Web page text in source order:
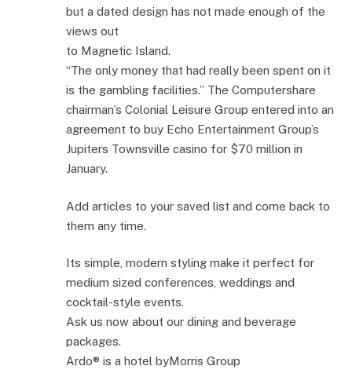
but a dated design has not made enough of the
views out
to Magnetic Island.
“The only money that had really been spent on it
is the gambling facilities.” The Computershare
chairman’s Colonial Leisure Group entered into an
agreement to buy Echo Entertainment Group’s
Jupiters Townsville casino for $70 million in
January.
Add articles to your saved list and come back to
them any time.
Its simple, modern styling make it perfect for
medium sized conferences, weddings and
cocktail-style events.
Ask us now about our dining and beverage
packages.
Ardo® is a hotel byMorris Group